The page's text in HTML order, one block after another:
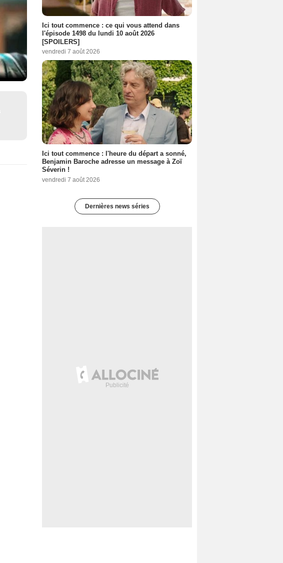
Ici tout commence : ce qui vous attend dans
l'épisode 1498 du lundi 10 août 2026
[SPOILERS]
vendredi 7 août 2026
Ici tout commence : l'heure du départ a sonné,
Benjamin Baroche adresse un message à Zoï
Séverin !
vendredi 7 août 2026
Dernières news séries